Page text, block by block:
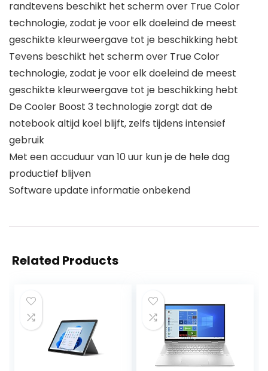
randtevens beschikt het scherm over True Color
technologie, zodat je voor elk doeleind de meest
geschikte kleurweergave tot je beschikking hebt
Tevens beschikt het scherm over True Color
technologie, zodat je voor elk doeleind de meest
geschikte kleurweergave tot je beschikking hebt
De Cooler Boost 3 technologie zorgt dat de
notebook altijd koel blijft, zelfs tijdens intensief
gebruik
Met een accuduur van 10 uur kun je de hele dag
productief blijven
Software update informatie onbekend
Related Products